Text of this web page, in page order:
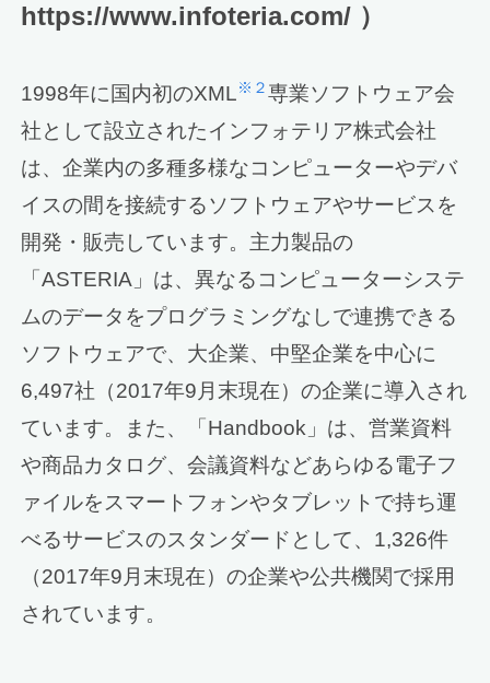
https://www.infoteria.com/ ）
1998年に国内初のXML※２専業ソフトウェア会
社として設立されたインフォテリア株式会社
は、企業内の多種多様なコンピューターやデバ
イスの間を接続するソフトウェアやサービスを
開発・販売しています。主力製品の
「ASTERIA」は、異なるコンピューターシステ
ムのデータをプログラミングなしで連携できる
ソフトウェアで、大企業、中堅企業を中心に
6,497社（2017年9月末現在）の企業に導入され
ています。また、「Handbook」は、営業資料
や商品カタログ、会議資料などあらゆる電子フ
ァイルをスマートフォンやタブレットで持ち運
べるサービスのスタンダードとして、1,326件
（2017年9月末現在）の企業や公共機関で採用
されています。